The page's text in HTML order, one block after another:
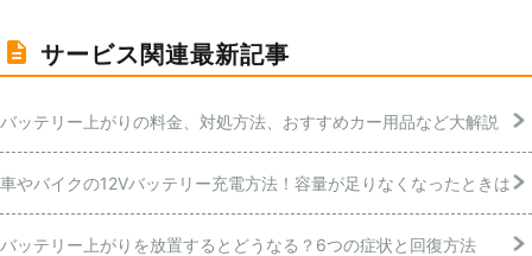
サービス関連最新記事
バッテリー上がりの料金、対処方法、おすすめカー用品など大解説
車やバイクの12Vバッテリー充電方法！容量が足りなくなったときは
バッテリー上がりを放置するとどうなる？6つの症状と回復方法